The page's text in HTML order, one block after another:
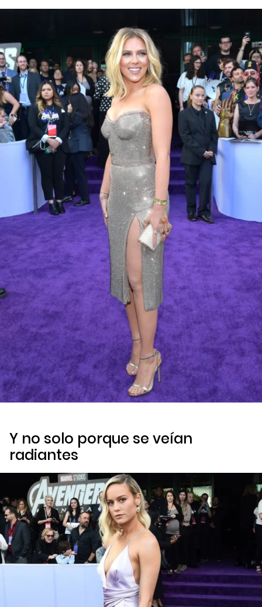
Y no solo porque se veían
radiantes